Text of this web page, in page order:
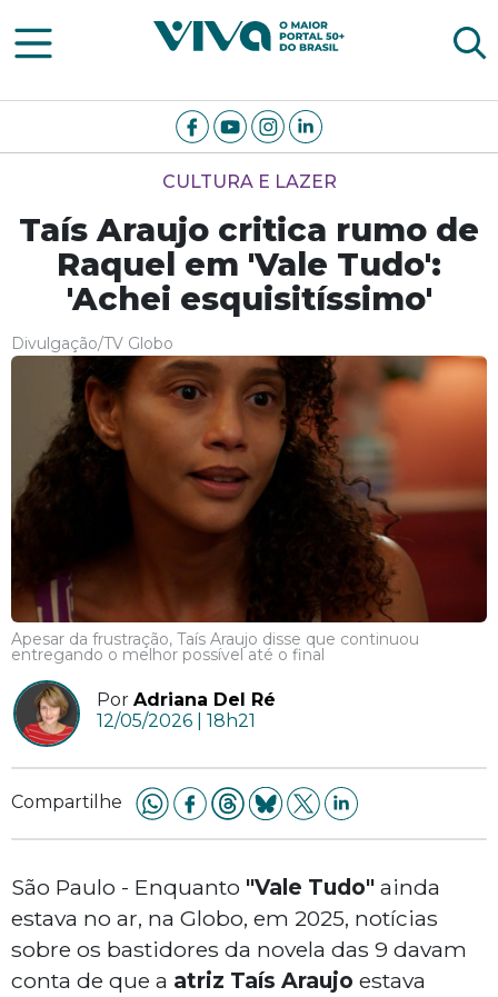
Viva Notícias
CULTURA E LAZER
Taís Araujo critica rumo de
Raquel em 'Vale Tudo':
'Achei esquisitíssimo'
Divulgação/TV Globo
Apesar da frustração, Taís Araujo disse que continuou
entregando o melhor possível até o final
Por Adriana Del Ré
12/05/2026 | 18h21
Compartilhe
São Paulo - Enquanto "Vale Tudo" ainda
estava no ar, na Globo, em 2025, notícias
sobre os bastidores da novela das 9 davam
conta de que a atriz Taís Araujo estava